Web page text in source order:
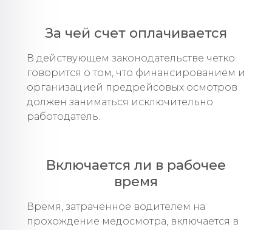
За чей счет оплачивается
В действующем законодательстве четко
говорится о том, что финансированием и
организацией предрейсовых осмотров
должен заниматься исключительно
работодатель.
Включается ли в рабочее
время
Время, затраченное водителем на
прохождение медосмотра, включается в